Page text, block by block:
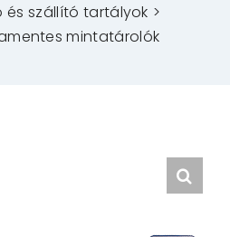
és szállító tartályok
mintatárolók